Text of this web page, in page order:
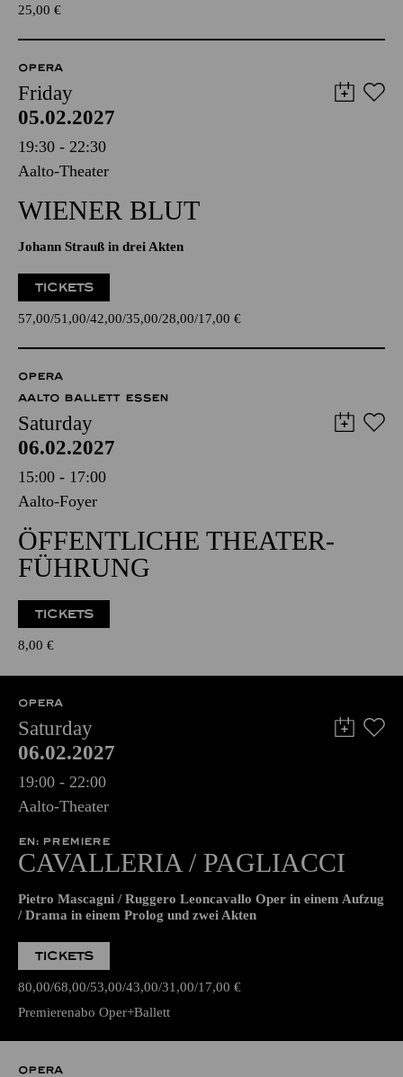
25,00 €
OPERA
Friday
05.02.2027
19:30 - 22:30
Aalto-Theater
WIENER BLUT
Johann Strauß in drei Akten
TICKETS
57,00 51,00 42,00 35,00 28,00 17,00 €
OPERA
AALTO BALLETT ESSEN
Saturday
06.02.2027
15:00 - 17:00
Aalto-Foyer
ÖFFENTLICHE THEATER­
FÜHRUNG
TICKETS
8,00 €
OPERA
Saturday
06.02.2027
19:00 - 22:00
Aalto-Theater
EN: PREMIERE
CAVALLERIA / PAGLIACCI
Pietro Mascagni / Ruggero Leoncavallo Oper in einem Aufzug
/ Drama in einem Prolog und zwei Akten
TICKETS
80,00 68,00 53,00 43,00 31,00 17,00 €
Premierenabo Oper+Ballett
OPERA